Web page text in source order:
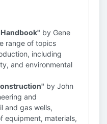
by Gene
range of topics
including
and environmental
by John
and
and gas wells,
equipment, materials,